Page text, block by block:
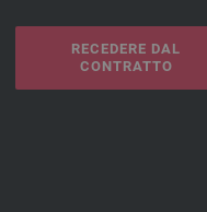
RECEDERE DAL
CONTRATTO